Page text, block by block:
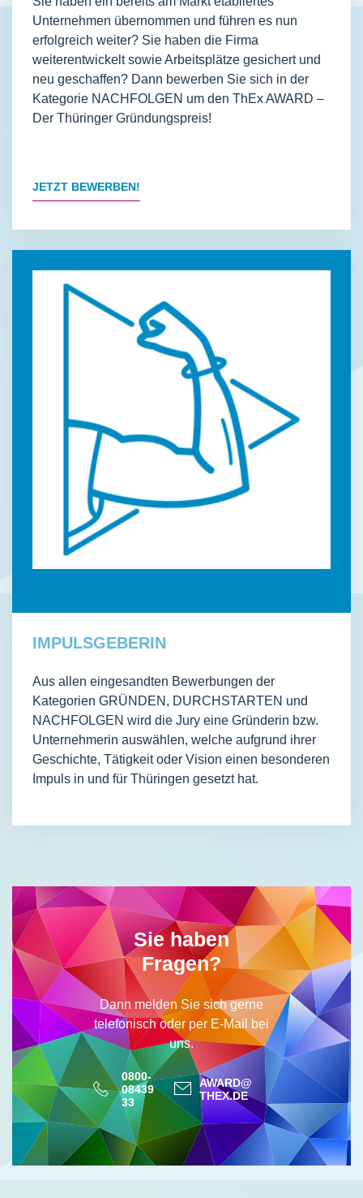
Unternehmen übernommen und führen es nun
erfolgreich weiter? Sie haben die Firma
weiterentwickelt sowie Arbeitsplätze gesichert und
neu geschaffen? Dann bewerben Sie sich in der
Kategorie NACHFOLGEN um den ThEx AWARD –
Der Thüringer Gründungspreis!
JETZT BEWERBEN!
IMPULSGEBERIN
Aus allen eingesandten Bewerbungen der
Kategorien GRÜNDEN, DURCHSTARTEN und
NACHFOLGEN wird die Jury eine Gründerin bzw.
Unternehmerin auswählen, welche aufgrund ihrer
Geschichte, Tätigkeit oder Vision einen besonderen
Impuls in und für Thüringen gesetzt hat.
Sie haben
Fragen?
Dann melden Sie sich gerne
telefonisch oder per E-Mail bei
uns.
0800-
08439
33
AWARD@
THEX.DE